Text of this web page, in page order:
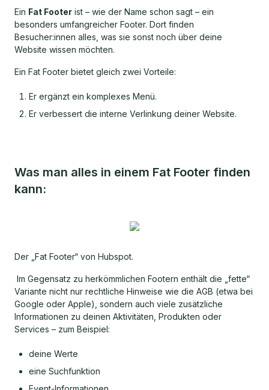
Ein Fat Footer ist – wie der Name schon sagt – ein
besonders umfangreicher Footer. Dort finden
Besucher:innen alles, was sie sonst noch über deine
Website wissen möchten.
Ein Fat Footer bietet gleich zwei Vorteile:
Er ergänzt ein komplexes Menü.
Er verbessert die interne Verlinkung deiner Website.
Was man alles in einem Fat Footer finden
kann:
Der „Fat Footer“ von Hubspot.
Im Gegensatz zu herkömmlichen Footern enthält die „fette“
Variante nicht nur rechtliche Hinweise wie die AGB (etwa bei
Google oder Apple), sondern auch viele zusätzliche
Informationen zu deinen Aktivitäten, Produkten oder
Services – zum Beispiel:
deine Werte
eine Suchfunktion